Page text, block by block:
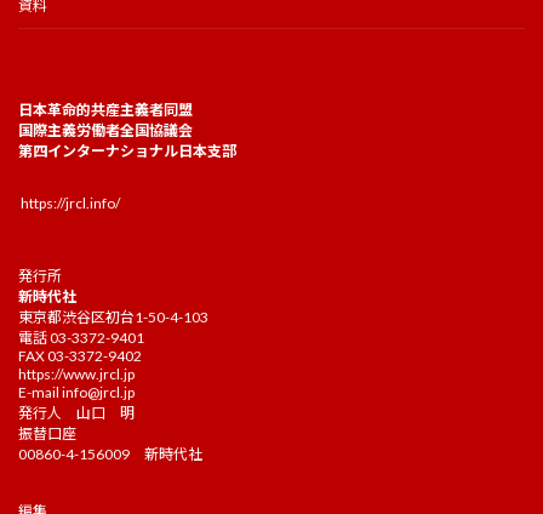
資料
日本革命的共産主義者同盟
国際主義労働者全国協議会
第四インターナショナル日本支部
https://jrcl.info/
発行所
新時代社
東京都渋谷区初台1-50-4-103
電話 03-3372-9401
FAX 03-3372-9402
https://www.jrcl.jp
E-mail info@jrcl.jp
発行人 山口 明
振替口座
00860-4-156009 新時代社